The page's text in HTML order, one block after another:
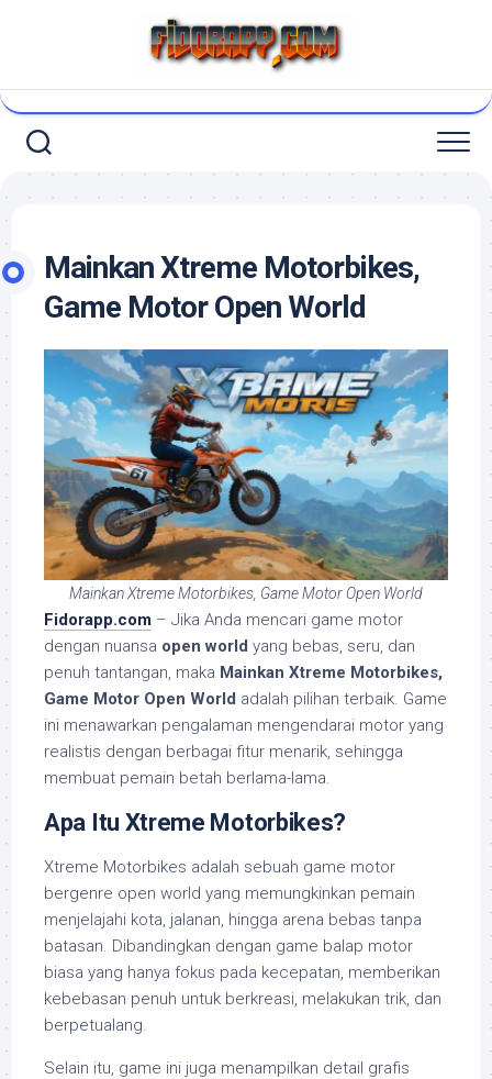
Mainkan Xtreme Motorbikes,
Game Motor Open World
Mainkan Xtreme Motorbikes, Game Motor Open World
Fidorapp.com – Jika Anda mencari game motor
dengan nuansa open world yang bebas, seru, dan
penuh tantangan, maka Mainkan Xtreme Motorbikes,
Game Motor Open World adalah pilihan terbaik. Game
ini menawarkan pengalaman mengendarai motor yang
realistis dengan berbagai fitur menarik, sehingga
membuat pemain betah berlama-lama.
Apa Itu Xtreme Motorbikes?
Xtreme Motorbikes adalah sebuah game motor
bergenre open world yang memungkinkan pemain
menjelajahi kota, jalanan, hingga arena bebas tanpa
batasan. Dibandingkan dengan game balap motor
biasa yang hanya fokus pada kecepatan, memberikan
kebebasan penuh untuk berkreasi, melakukan trik, dan
berpetualang.
Selain itu, game ini juga menampilkan detail grafis